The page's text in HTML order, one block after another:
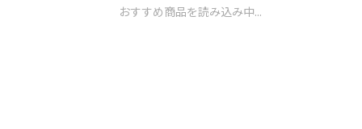
おすすめ商品を読み込み中...